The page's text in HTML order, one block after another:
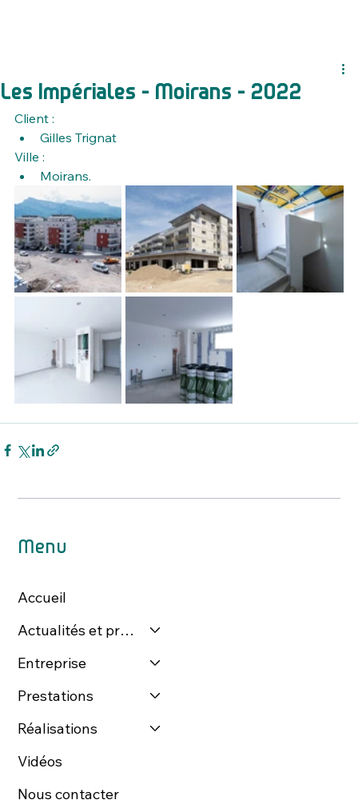
Les Impériales - Moirans - 2022
Client :
Gilles Trignat
Ville :
Moirans.
Menu
Accueil
Actualités et presse
Entreprise
Prestations
Réalisations
Vidéos
Nous contacter